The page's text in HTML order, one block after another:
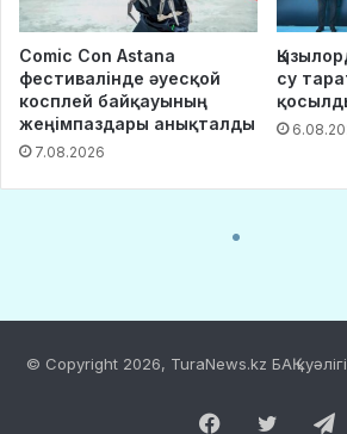
© Copyright 2026, TuraNews.kz БАҚ куәлігі
Facebook
Twitter